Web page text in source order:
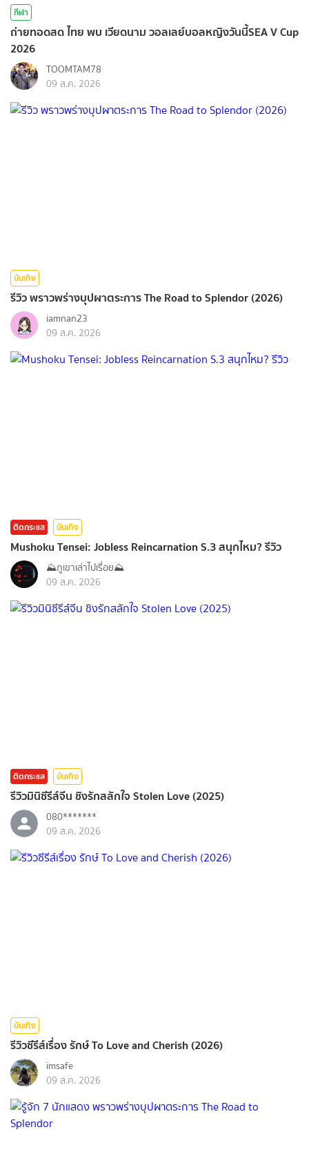
กีฬา
ถ่ายทอดสด ไทย พบ เวียดนาม วอลเลย์บอลหญิงวันนี้SEA V Cup
2026
TOOMTAM78
09 ส.ค. 2026
บันเทิง
รีวิว พราวพร่างบุปผาตระการ The Road to Splendor (2026)
iamnan23
09 ส.ค. 2026
ติดกระแส บันเทิง
Mushoku Tensei: Jobless Reincarnation S.3 สนุกไหม? รีวิว
⛰️ภูเขาเล่าไปเรื่อย⛰️
09 ส.ค. 2026
ติดกระแส บันเทิง
รีวิวมินิซีรีส์จีน ชิงรักสลักใจ Stolen Love (2025)
080*******
09 ส.ค. 2026
บันเทิง
รีวิวซีรีส์เรื่อง รักษ์ To Love and Cherish (2026)
imsafe
09 ส.ค. 2026